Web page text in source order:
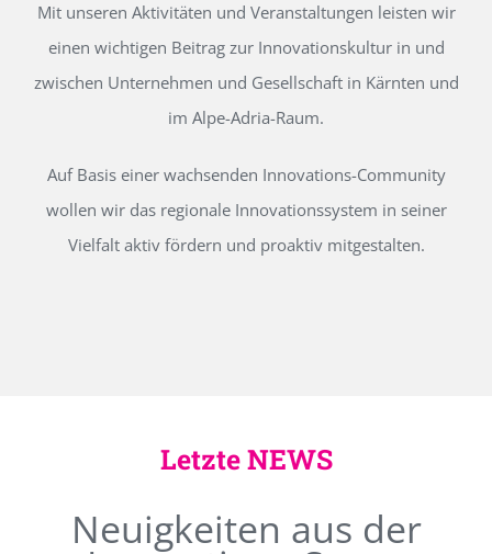
Mit unseren Aktivitäten und Veranstaltungen leisten wir
einen wichtigen Beitrag zur Innovationskultur in und
zwischen Unternehmen und Gesellschaft in Kärnten und
im Alpe-Adria-Raum.
Auf Basis einer wachsenden Innovations-Community
wollen wir das regionale Innovationssystem in seiner
Vielfalt aktiv fördern und proaktiv mitgestalten.
Letzte NEWS
Neuigkeiten aus der